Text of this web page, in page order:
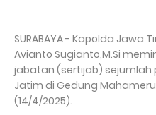
SURABAYA - Kapolda Jawa
Avianto Sugianto,M.Si
jabatan (sertijab) sejumlah
Jatim di Gedung
(14/4/2025).